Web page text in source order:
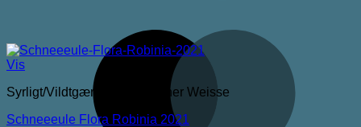
Vis
Syrligt/Vildtgæret/Sour/Berliner Weisse
Schneeeule Flora Robinia 2021